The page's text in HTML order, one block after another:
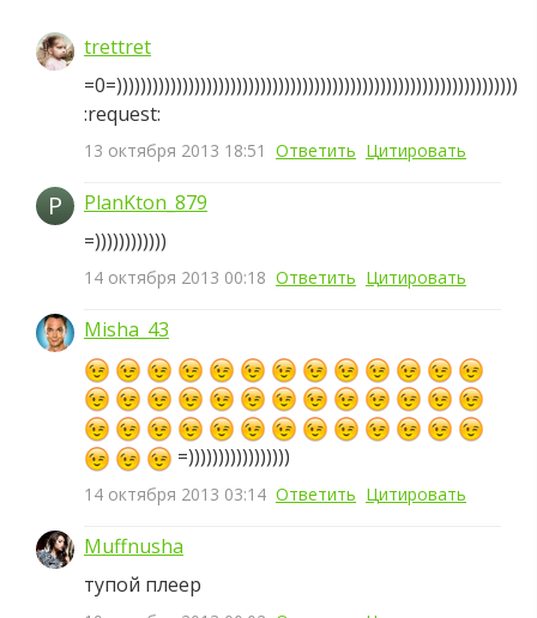
trettret
=0=)))))))))))))))))))))))))))))))))))))))))))))))))))))))))))))))))))
:request:
13 октября 2013 18:51 Ответить Цитировать
P
PlanKton_879
=))))))))))))
14 октября 2013 00:18 Ответить Цитировать
Misha_43
=)))))))))))))))))
14 октября 2013 03:14 Ответить Цитировать
Muffnusha
тупой плеер